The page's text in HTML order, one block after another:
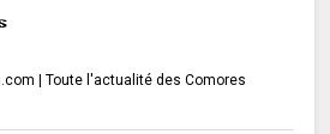
| Toute l'actualité des Comores